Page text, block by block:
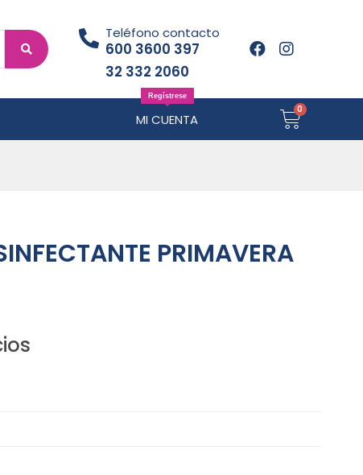
Teléfono contacto
600 3600 397
32 332 2060
MI CUENTA
Regístrese
PRIMAVERA